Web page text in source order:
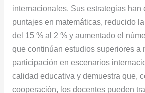
internacionales. Sus estrategias han
puntajes en matemáticas, reducido
del 15 % al 2 % y aumentado el
que continúan estudios superiores a
participación en escenarios
calidad educativa y demuestra que,
cooperación, los docentes pueden